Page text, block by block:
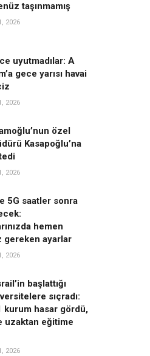
taşınmamış
2026
uyutmadılar: A
gece yarısı havai
2026
özel
Kasapoğlu’na
2026
5G saatler sonra
hemen
gereken ayarlar
2026
başlattığı
sıçradı:
kurum hasar gördü,
uzaktan eğitime
2026